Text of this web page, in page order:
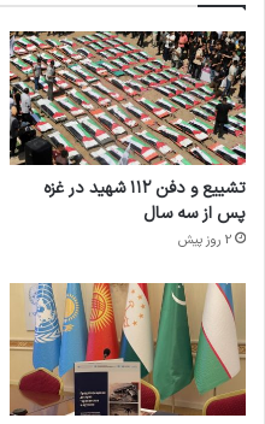
تشییع و دفن ۱۱۲ شهید در غزه
پس از سه سال
2 روز پیش